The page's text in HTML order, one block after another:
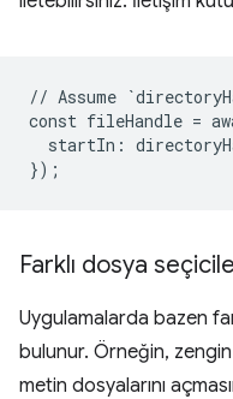
// Assume
const fileHandle =
startIn :
});
Farklı dosya
Uygulamalarda bazen
bulunur. Örneğin, zengin
metin dosyalarını